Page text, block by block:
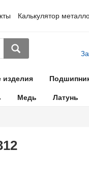
Калькулятор
изделия
Медь Латунь